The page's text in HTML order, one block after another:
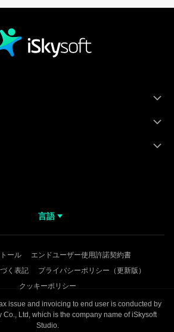
言語
ール
エンドユーザー使用許諾契約書
く表記
プライバシーポリシー（更新版）
クッキーポリシー
issue and invoicing to end user is conducted by
Co., Ltd, which is the company name of iSkysoft
Studio.